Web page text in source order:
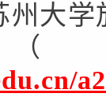
州大